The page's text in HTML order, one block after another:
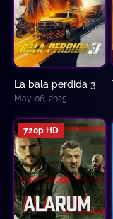
0
La bala perdida 3
May. 06, 2025
720p HD